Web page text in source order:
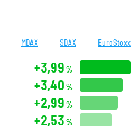
MDAX SDAX EuroStoxx
+3,99 %
+3,40 %
+2,99 %
+2,53 %